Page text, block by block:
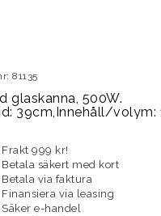
81135
glaskanna, 500W.
39cm,Innehåll/volym:
Frakt 999 kr!
Betala säkert med kort
Betala via faktura
Finansiera via leasing
Säker e-handel